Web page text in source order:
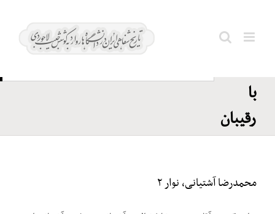
توده؛
با
رقیبان
for:
محمدرضا آشتیانی، نوار ۲